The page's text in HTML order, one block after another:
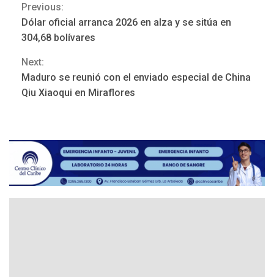
Continue
Reading
Previous:
Dólar oficial arranca 2026 en alza y se sitúa en
304,68 bolívares
Next:
Maduro se reunió con el enviado especial de China
Qiu Xiaoqui en Miraflores
REGIONALES ÚLTIMA HORA
Mariño fortalece capacidad
gestión
REGIONALES ÚLTIMA HORA
Reparan hundimiento de la
«Juan Bautista Arismendi» a